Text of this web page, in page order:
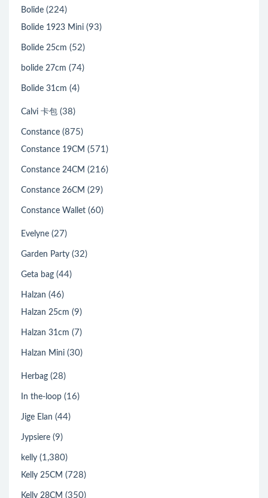
Bolide (224)
Bolide 1923 Mini (93)
Bolide 25cm (52)
bolide 27cm (74)
Bolide 31cm (4)
Calvi 卡包 (38)
Constance (875)
Constance 19CM (571)
Constance 24CM (216)
Constance 26CM (29)
Constance Wallet (60)
Evelyne (27)
Garden Party (32)
Geta bag (44)
Halzan (46)
Halzan 25cm (9)
Halzan 31cm (7)
Halzan Mini (30)
Herbag (28)
In the-loop (16)
Jige Elan (44)
Jypsiere (9)
kelly (1,380)
Kelly 25CM (728)
Kelly 28CM (350)